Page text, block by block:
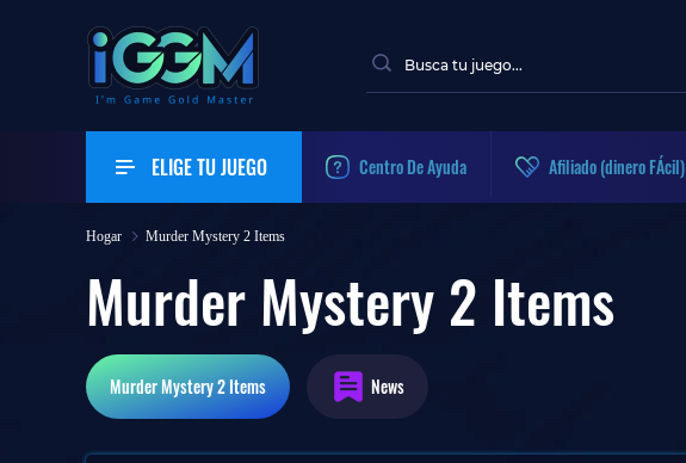
ELIGE TU JUEGO Centro De Ayuda Afiliado (dinero FÁcil)
Hogar Murder Mystery 2 Items
Murder Mystery 2 Items
Murder Mystery 2Items News